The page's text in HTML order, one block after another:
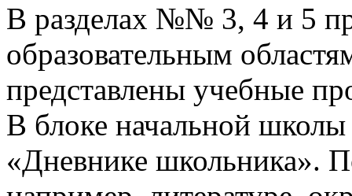
В разделах №№ 3, 4 и 5
образовательным
представлены учебные
В блоке начальной
«Дневнике школьника».